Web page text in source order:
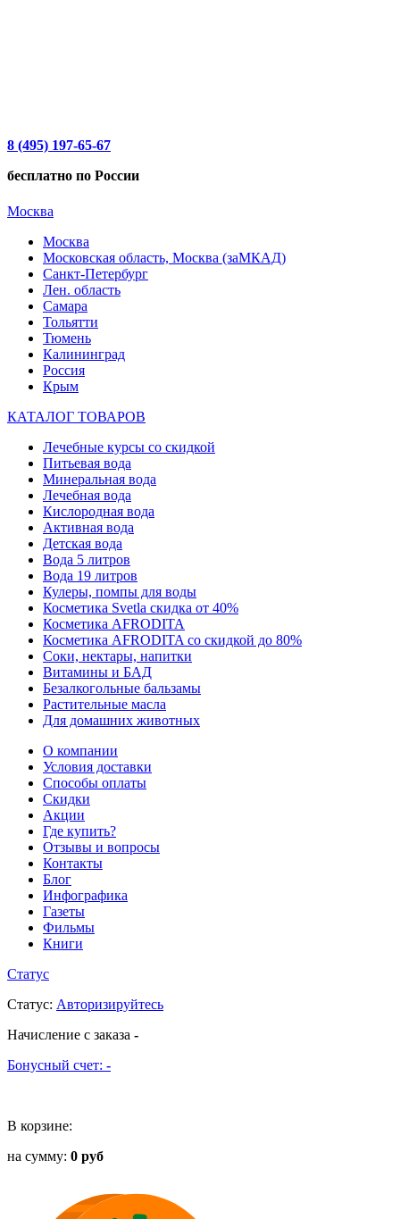
8 (495) 197-65-67
бесплатно по России
Москва
Москва
Московская область, Москва (заМКАД)
Санкт-Петербург
Лен. область
Самара
Тольятти
Тюмень
Калининград
Россия
Крым
КАТАЛОГ ТОВАРОВ
Лечебные курсы со скидкой
Питьевая вода
Минеральная вода
Лечебная вода
Кислородная вода
Активная вода
Детская вода
Вода 5 литров
Вода 19 литров
Кулеры, помпы для воды
Косметика Svetla скидка от 40%
Косметика AFRODITA
Косметика AFRODITA со скидкой до 80%
Соки, нектары, напитки
Витамины и БАД
Безалкогольные бальзамы
Растительные масла
Для домашних животных
О компании
Условия доставки
Способы оплаты
Скидки
Акции
Где купить?
Отзывы и вопросы
Контакты
Блог
Инфографика
Газеты
Фильмы
Книги
Статус
Статус: Авторизируйтесь
Начисление с заказа -
Бонусный счет: -
В корзине:
на сумму: 0 руб